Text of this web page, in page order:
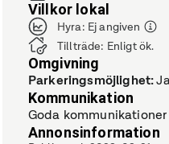
Villkor lokal
Hyra: Ej angiven
Tillträde: Enligt ök.
Omgivning
Parkeringsmöjlighet:
Kommunikation
Goda
Annonsinformation